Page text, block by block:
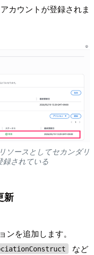
カウントが登録されま
ソースとしてセカンダリ
録されている
新
ンを追加します。
など